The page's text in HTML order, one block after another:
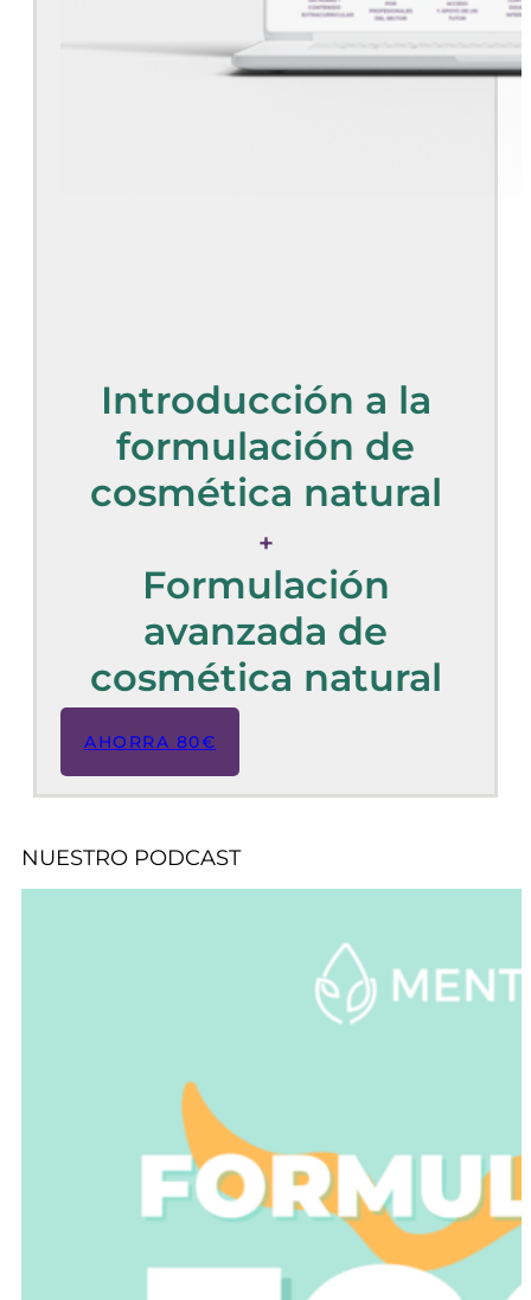
Introducción a la
formulación de
cosmética natural
+
Formulación
avanzada de
cosmética natural
AHORRA 80€
NUESTRO PODCAST